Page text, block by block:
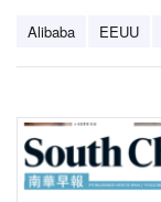
Alibaba EEUU